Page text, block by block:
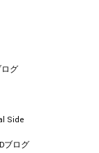
グ
Side
ブログ